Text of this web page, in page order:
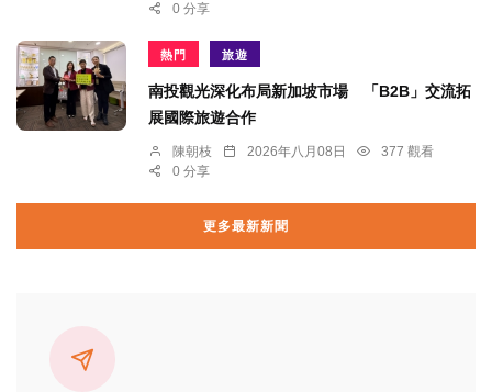
0 分享
熱門 旅遊
南投觀光深化布局新加坡市場 「B2B」交流拓
展國際旅遊合作
陳朝枝 2026年八月08日
377 觀看
0 分享
更多最新新聞